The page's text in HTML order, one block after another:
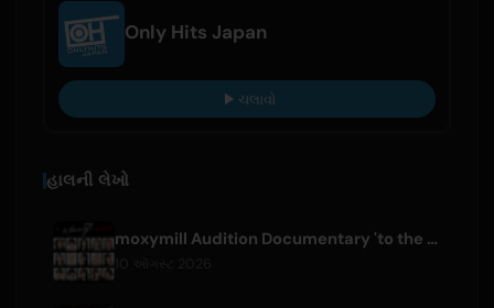
Only Hits Japan
ચલાવો
હાલની લેખો
moxymill Audition Documentary 'to the nex7' Episode 1 Released